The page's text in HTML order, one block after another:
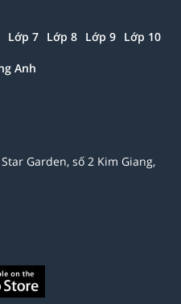
Lớp 7 Lớp 8 Lớp 9 Lớp 10
Anh
Garden, số 2 Kim Giang,